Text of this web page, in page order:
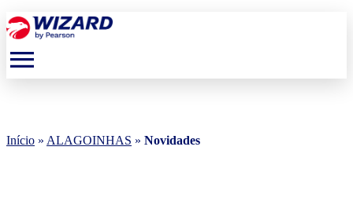
menu
Início » ALAGOINHAS » Novidades